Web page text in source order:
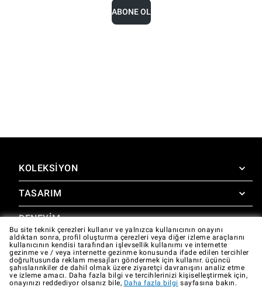
ABONE OL
KOLEKSIYON
SuperOven
Aksesuarlar
TASARIM
Design Lounge
İndirilebilir kaynaklar
Galeri
DENEYIM
SuperOven Deneyimi
Unox Casa App
DESTEK
Garanti
Bu site teknik çerezleri kullanır ve yalnızca kullanıcının onayını
aldıktan sonra, profil oluşturma çerezleri veya diğer izleme araçlarını
kullanıcının kendisi tarafından işlevsellik kullanımı ve internette
gezinme ve / veya internette gezinme konusunda ifade edilen tercihler
doğrultusunda reklam mesajları göndermek için kullanır. üçüncü
şahıslarınkiler de dahil olmak üzere ziyaretçi davranışını analiz etme
ve izleme amacı. Daha fazla bilgi ve tercihlerinizi kişiselleştirmek için,
onayınızı reddediyor olsanız bile, Daha fazla bilgi sayfasına bakın.